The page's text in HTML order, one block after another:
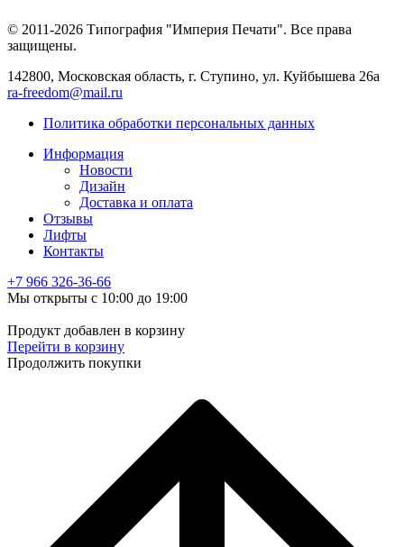
© 2011-2026 Типография "Империя Печати". Все права
защищены.
142800, Московская область, г. Ступино, ул. Куйбышева 26а
ra-freedom@mail.ru
Политика обработки персональных данных
Информация
Новости
Дизайн
Доставка и оплата
Отзывы
Лифты
Контакты
+7 966 326-36-66
Мы открыты с 10:00 до 19:00
Продукт добавлен в корзину
Перейти в корзину
Продолжить покупки